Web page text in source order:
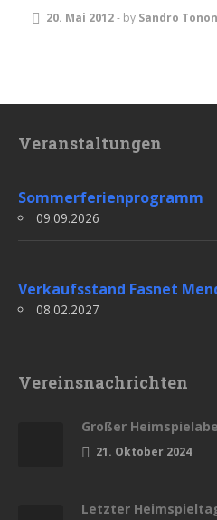
20. Mai 2012- by Sandro Tonon
Veranstaltungen
Sommerferienprogramm
09.09.2026
Verkaufsstand Fasnet
08.02.2027
Vereinsnachrichten
Großer
21. Oktober 2024
Letzter